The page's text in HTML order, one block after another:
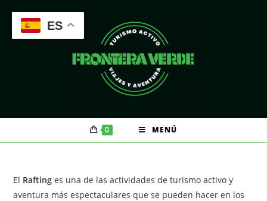
contenido
0 MENÚ
El Rafting es una de las actividades de turismo activo y
aventura más espectaculares que se pueden hacer en los
ES